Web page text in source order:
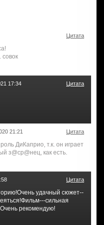
Цитата
совок
17:34 Цитата
21:21 Цитата
ДиКаприо, т.к. он играет
з@ср@нец, как есть.
Цитата
удачный сюжет--
сильная
рекомендую!